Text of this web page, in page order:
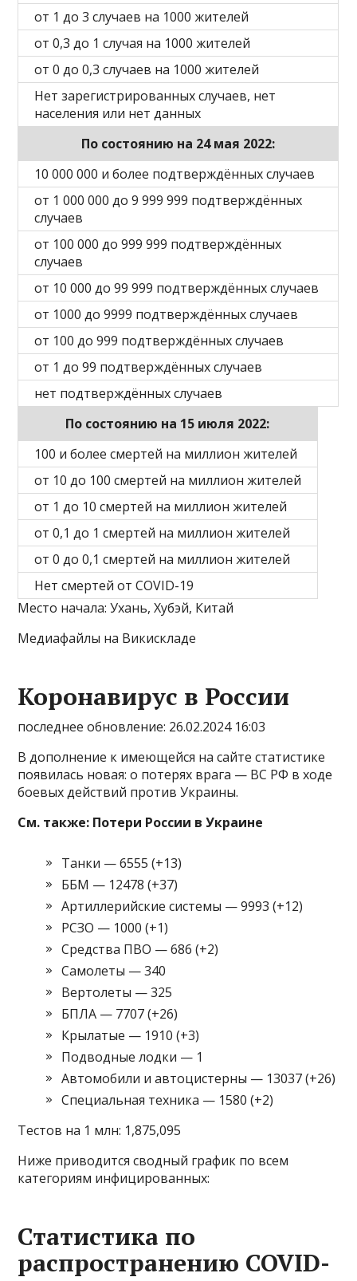
от 1 до 3 случаев на 1000 жителей
от 0,3 до 1 случая на 1000 жителей
от 0 до 0,3 случаев на 1000 жителей
Нет зарегистрированных случаев, нет
населения или нет данных
По состоянию на 24 мая 2022:
10 000 000 и более подтверждённых случаев
от 1 000 000 до 9 999 999 подтверждённых
случаев
от 100 000 до 999 999 подтверждённых
случаев
от 10 000 до 99 999 подтверждённых случаев
от 1000 до 9999 подтверждённых случаев
от 100 до 999 подтверждённых случаев
от 1 до 99 подтверждённых случаев
нет подтверждённых случаев
По состоянию на 15 июля 2022:
100 и более смертей на миллион жителей
от 10 до 100 смертей на миллион жителей
от 1 до 10 смертей на миллион жителей
от 0,1 до 1 смертей на миллион жителей
от 0 до 0,1 смертей на миллион жителей
Нет смертей от COVID-19
Место начала: Ухань, Хубэй, Китай
Медиафайлы на Викискладе
Коронавирус в России
последнее обновление: 26.02.2024 16:03
В дополнение к имеющейся на сайте статистике
появилась новая: о потерях врага — ВС РФ в ходе
боевых действий против Украины.
См. также: Потери России в Украине
Танки — 6555 (+13)
ББМ — 12478 (+37)
Артиллерийские системы — 9993 (+12)
РСЗО — 1000 (+1)
Средства ПВО — 686 (+2)
Самолеты — 340
Вертолеты — 325
БПЛА — 7707 (+26)
Крылатые — 1910 (+3)
Подводные лодки — 1
Автомобили и автоцистерны — 13037 (+26)
Специальная техника — 1580 (+2)
Тестов на 1 млн: 1,875,095
Ниже приводится сводный график по всем
категориям инфицированных:
Статистика по
распространению COVID-